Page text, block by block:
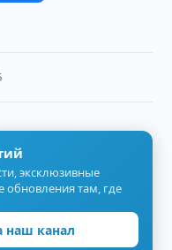
эксклюзивные
обновления там, где
наш канал